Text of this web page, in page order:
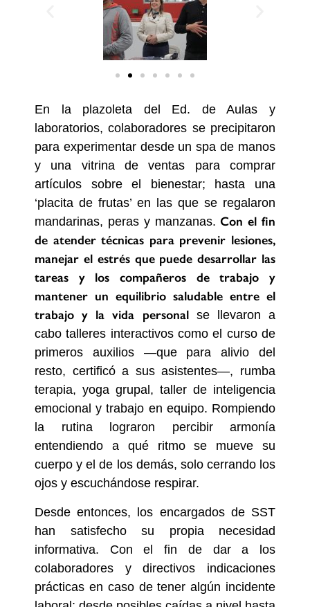
En la plazoleta del Ed. de Aulas y
laboratorios, colaboradores se precipitaron
para experimentar desde un spa de manos
y una vitrina de ventas para comprar
artículos sobre el bienestar; hasta una
‘placita de frutas’ en las que se regalaron
mandarinas, peras y manzanas. Con el fin
de atender técnicas para prevenir lesiones,
manejar el estrés que puede desarrollar las
tareas y los compañeros de trabajo y
mantener un equilibrio saludable entre el
trabajo y la vida personalse llevaron a
cabo talleres interactivos como el curso de
primeros auxilios —que para alivio del
resto, certificó a sus asistentes—, rumba
terapia, yoga grupal, taller de inteligencia
emocional y trabajo en equipo. Rompiendo
la rutina lograron percibir armonía
entendiendo a qué ritmo se mueve su
cuerpo y el de los demás, solo cerrando los
ojos y escuchándose respirar.
Desde entonces, los encargados de SST
han satisfecho su propia necesidad
informativa. Con el fin de dar a los
colaboradores y directivos indicaciones
prácticas en caso de tener algún incidente